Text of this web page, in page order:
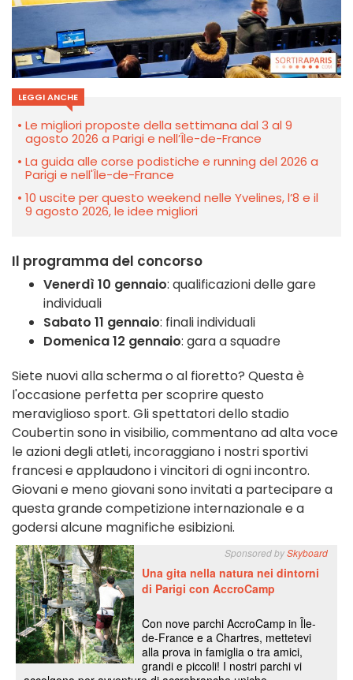
LEGGI ANCHE
Le migliori proposte della settimana dal 3 al 9
agosto 2026 a Parigi e nell’Île-de-France
La guida alle corse podistiche e running del 2026 a
Parigi e nell'Île-de-France
10 uscite per questo weekend nelle Yvelines, l’8 e il
9 agosto 2026, le idee migliori
Il programma del concorso
Venerdì 10 gennaio: qualificazioni delle gare
individuali
Sabato 11 gennaio: finali individuali
Domenica 12 gennaio: gara a squadre
Siete nuovi alla scherma o al fioretto? Questa è
l'occasione perfetta per scoprire questo
meraviglioso sport. Gli spettatori dello stadio
Coubertin sono in visibilio, commentano ad alta voce
le azioni degli atleti, incoraggiano i nostri sportivi
francesi e applaudono i vincitori di ogni incontro.
Giovani e meno giovani sono invitati a partecipare a
questa grande competizione internazionale e a
godersi alcune magnifiche esibizioni.